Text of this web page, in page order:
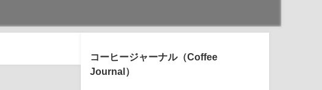
コーヒージャーナル（Coffee
Journal）